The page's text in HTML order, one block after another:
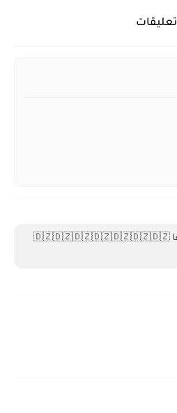
تعليقات
شكرا جزيلا لكم جميعا 🇩🇿🇩🇿🇩🇿🇩🇿🇩🇿🇩🇿🇩🇿